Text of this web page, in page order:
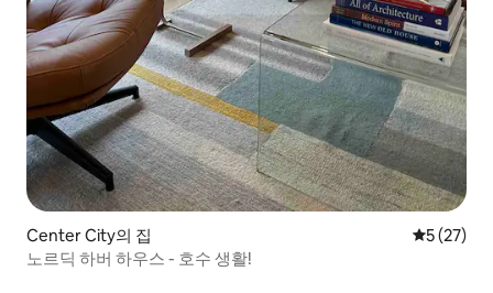
Center City의 집 평점 5점
5 (27)
노르딕 하버 하우스 - 호수 생활!